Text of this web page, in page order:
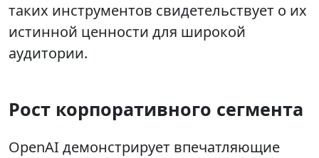
таких инструментов свидетельствует о их
истинной ценности для широкой
аудитории.
Рост корпоративного сегмента
OpenAI демонстрирует впечатляющие